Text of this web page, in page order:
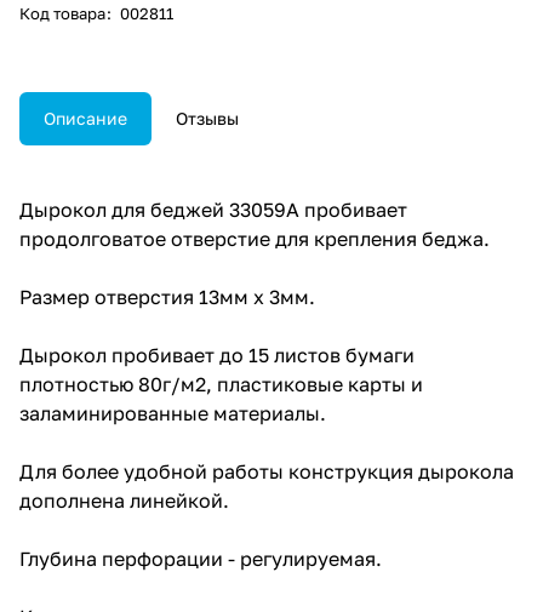
Код товара: 002811
Описание Отзывы
Дырокол для беджей 33059А пробивает
продолговатое отверстие для крепления беджа.
Размер отверстия 13мм х 3мм.
Дырокол пробивает до 15 листов бумаги
плотностью 80г/м2, пластиковые карты и
заламинированные материалы.
Для более удобной работы конструкция дырокола
дополнена линейкой.
Глубина перфорации - регулируемая.